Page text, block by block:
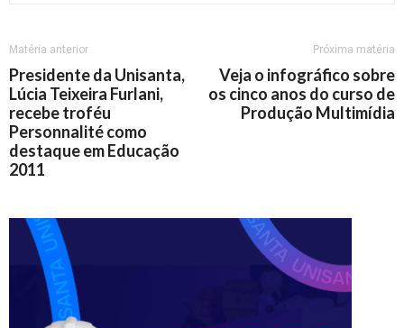
Matéria anterior
Presidente da Unisanta,
Lúcia Teixeira Furlani,
recebe troféu
Personnalité como
destaque em Educação
2011
Próxima matéria
Veja o infográfico sobre
os cinco anos do curso de
Produção Multimídia